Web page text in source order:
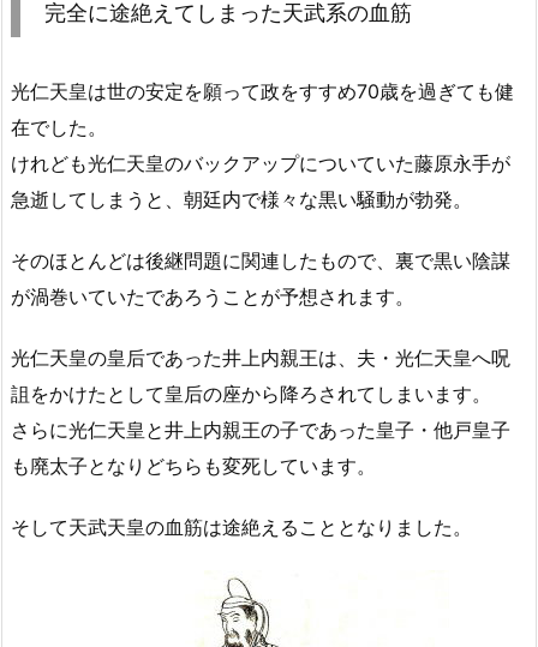
完全に途絶えてしまった天武系の血筋
光仁天皇は世の安定を願って政をすすめ70歳を過ぎても健
在でした。
けれども光仁天皇のバックアップについていた藤原永手が
急逝してしまうと、朝廷内で様々な黒い騒動が勃発。
そのほとんどは後継問題に関連したもので、裏で黒い陰謀
が渦巻いていたであろうことが予想されます。
光仁天皇の皇后であった井上内親王は、夫・光仁天皇へ呪
詛をかけたとして皇后の座から降ろされてしまいます。
さらに光仁天皇と井上内親王の子であった皇子・他戸皇子
も廃太子となりどちらも変死しています。
そして天武天皇の血筋は途絶えることとなりました。